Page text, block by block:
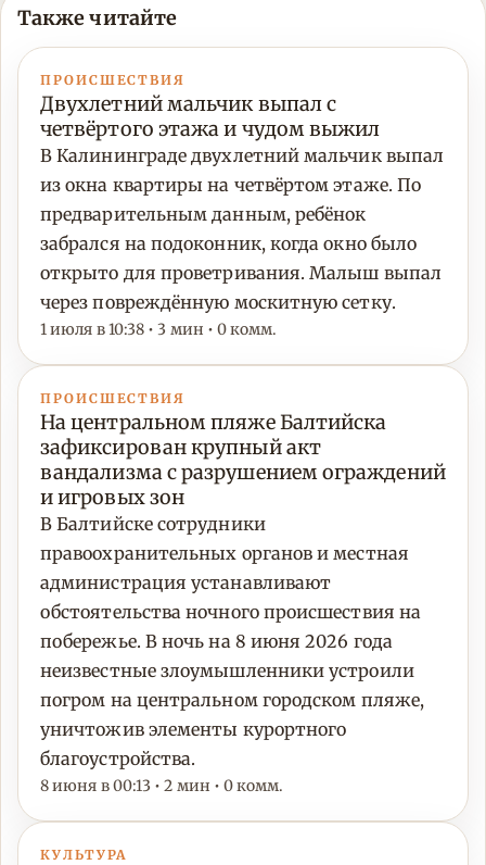
Также читайте
ПРОИСШЕСТВИЯ
Двухлетний мальчик выпал с
четвёртого этажа и чудом выжил
В Калининграде двухлетний мальчик выпал
из окна квартиры на четвёртом этаже. По
предварительным данным, ребёнок
забрался на подоконник, когда окно было
открыто для проветривания. Малыш выпал
через повреждённую москитную сетку.
1 июля в 10:38 • 3 мин • 0 комм.
ПРОИСШЕСТВИЯ
На центральном пляже Балтийска
зафиксирован крупный акт
вандализма с разрушением ограждений
и игровых зон
В Балтийске сотрудники
правоохранительных органов и местная
администрация устанавливают
обстоятельства ночного происшествия на
побережье. В ночь на 8 июня 2026 года
неизвестные злоумышленники устроили
погром на центральном городском пляже,
уничтожив элементы курортного
благоустройства.
8 июня в 00:13 • 2 мин • 0 комм.
КУЛЬТУРА